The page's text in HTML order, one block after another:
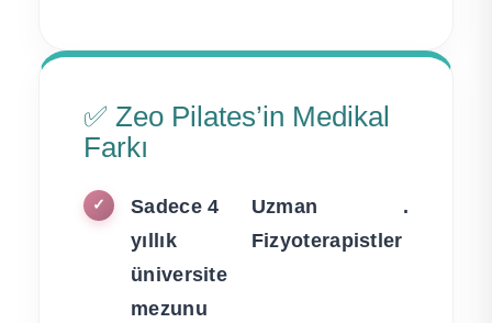
✅ Zeo Pilates’in Medikal
Farkı
✓
Sadece 4
yıllık
üniversite
mezunu
Uzman
Fizyoterapistler
.